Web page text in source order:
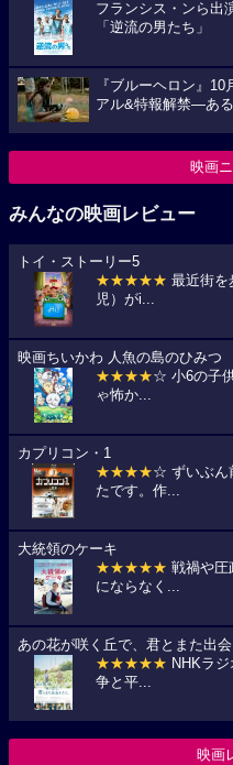
フランシス・ンら出
「逆流の男たち」
『ブルーヘロン』
アル&特報解禁―あ
映画
みんなの映画レビュー
トイ・ストーリー5
★★★★★ 最近街を
児）がi...
映画ちいかわ 人魚の島のひみつ
★★★★☆ 小6の子
ゃ怖か...
カプリコン・1
★★★★☆ ずいぶん
たです。作...
大統領のケーキ
★★★★★ 戦禍や圧
にならなく...
あの花が咲く丘で、君とまた出会
★★★★★ NHKラ
争と平...
映画